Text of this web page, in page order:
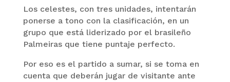
Los celestes, con tres unidades, intentarán
ponerse a tono con la clasificación, en un
grupo que está liderizado por el brasileño
Palmeiras que tiene puntaje perfecto.
Por eso es el partido a sumar, si se toma en
cuenta que deberán jugar de visitante ante